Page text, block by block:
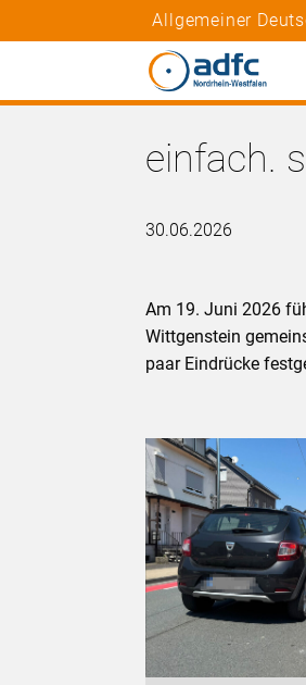
Allgemeiner
einfach.
30.06.2026
Am 19. Juni 2026
Wittgenstein
paar Eindrücke